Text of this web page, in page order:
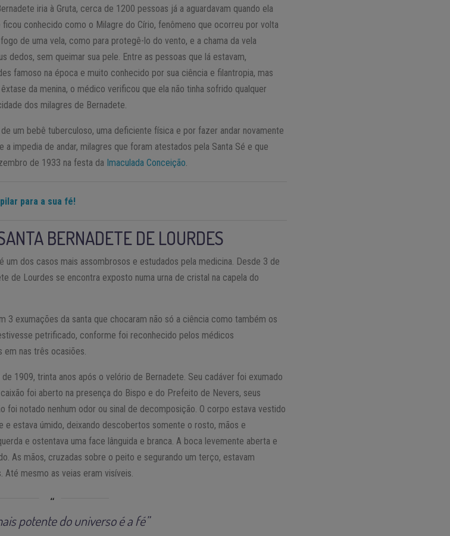
iria à Gruta, cerca de 1200 pessoas já a aguardavam quando ela
conhecido como o Milagre do Círio, fenômeno que ocorreu por volta
de uma vela, como para protegê-lo do vento, e a chama da vela
dedos, sem queimar sua pele. Entre as pessoas que lá estavam,
famoso na época e muito conhecido por sua ciência e filantropia, mas
da menina, o médico verificou que ela não tinha sofrido qualquer
dos milagres de Bernadete.
um bebê tuberculoso, uma deficiente física e por fazer andar novamente
impedia de andar, milagres que foram atestados pela Santa Sé e que
de 1933 na festa da Imaculada Conceição
para a sua fé!
BERNADETE DE LOURDES
dos casos mais assombrosos e estudados pela medicina. Desde 3 de
de Lourdes se encontra exposto numa urna de cristal na capela do
3 exumações da santa que chocaram não só a ciência como também os
petrificado, conforme foi reconhecido pelos médicos
nas três ocasiões.
1909, trinta anos após o velório de Bernadete. Seu cadáver foi exumado
foi aberto na presença do Bispo e do Prefeito de Nevers, seus
foi notado nenhum odor ou sinal de decomposição. O corpo estava vestido
e estava úmido, deixando descobertos somente o rosto, mãos e
e ostentava uma face lânguida e branca. A boca levemente aberta e
As mãos, cruzadas sobre o peito e segurando um terço, estavam
mesmo as veias eram visíveis.
potente do universo é a fé”